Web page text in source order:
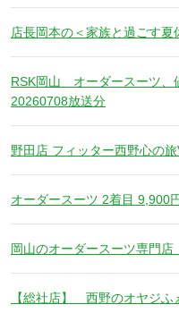
店長岡本の＜家族と過ごす
RSK岡山 オーダースーツ、
20260708放送分
野田店 フィッター西野心の
オーダースーツ 2着目 9,900
岡山のオーダースーツ専門
【総社店】 西野のオヤジふ